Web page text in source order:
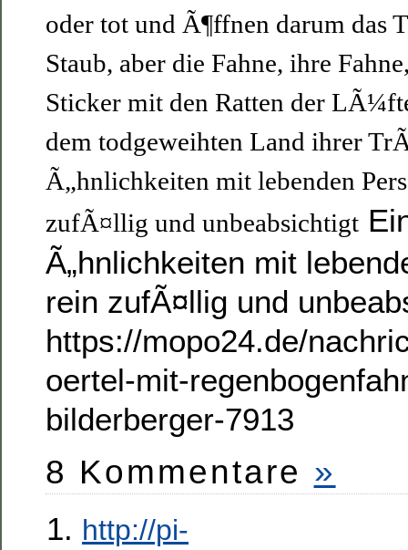
oder tot und Ã¶ffnen darum das
Staub, aber die Fahne, ihre
Sticker mit den Ratten der
dem todgeweihten Land ihrer
Ã„hnlichkeiten mit lebenden
zufÃ¤llig und unbeabsichtigt
Ã„hnlichkeiten mit
rein zufÃ¤llig und
https://mopo24.de/
oertel-mit-
bilderberger-7913
8 Kommentare »
http://pi-